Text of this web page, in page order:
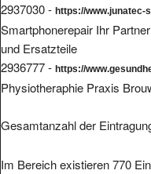
2937030 - https://www.junatec-
Smartphonerepair Ihr
und Ersatzteile
2936777 - https://
Physiotheraphie Praxis
Gesamtanzahl der
Im Bereich existieren 770